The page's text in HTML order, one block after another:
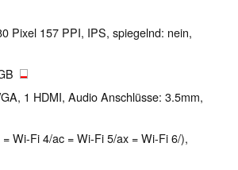
Pixel 157 PPI, IPS, spiegelnd: nein,
1 HDMI, Audio Anschlüsse: 3.5mm,
Wi-Fi 4/ac = Wi-Fi 5/ax = Wi-Fi 6/),